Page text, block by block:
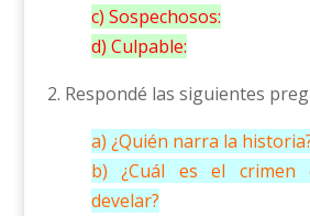
c) Sospechosos:
d) Culpable:
2. Respondé las siguientes
a) ¿Quién narra la
b) ¿Cuál es el crimen
develar?